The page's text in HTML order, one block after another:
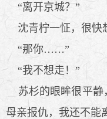
“离开京城？”
沈青柠一怔，很快
“那你……”
“我不想走！”
苏杉的眼眸很平静
母亲报仇，我还不